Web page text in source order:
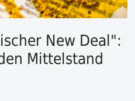
New Deal":
Mittelstand